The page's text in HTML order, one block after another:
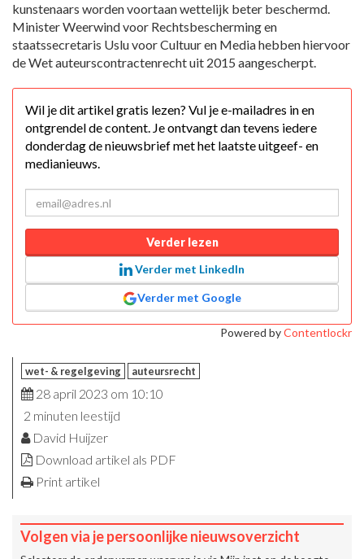
kunstenaars worden voortaan wettelijk beter beschermd.
Minister Weerwind voor Rechtsbescherming en
staatssecretaris Uslu voor Cultuur en Media hebben hiervoor
de Wet auteurscontractenrecht uit 2015 aangescherpt.
Wil je dit artikel gratis lezen? Vul je e-mailadres in en
ontgrendel de content. Je ontvangt dan tevens iedere
donderdag de nieuwsbrief met het laatste uitgeef- en
medianieuws.
Verder lezen
Verder met LinkedIn
Verder met Google
Powered byContentlockr
wet- & regelgeving auteursrecht
28 april 2023 om 10:10
2 minuten leestijd
David Huijzer
Download artikel als PDF
Print artikel
Volgen via je persoonlijke nieuwsoverzicht